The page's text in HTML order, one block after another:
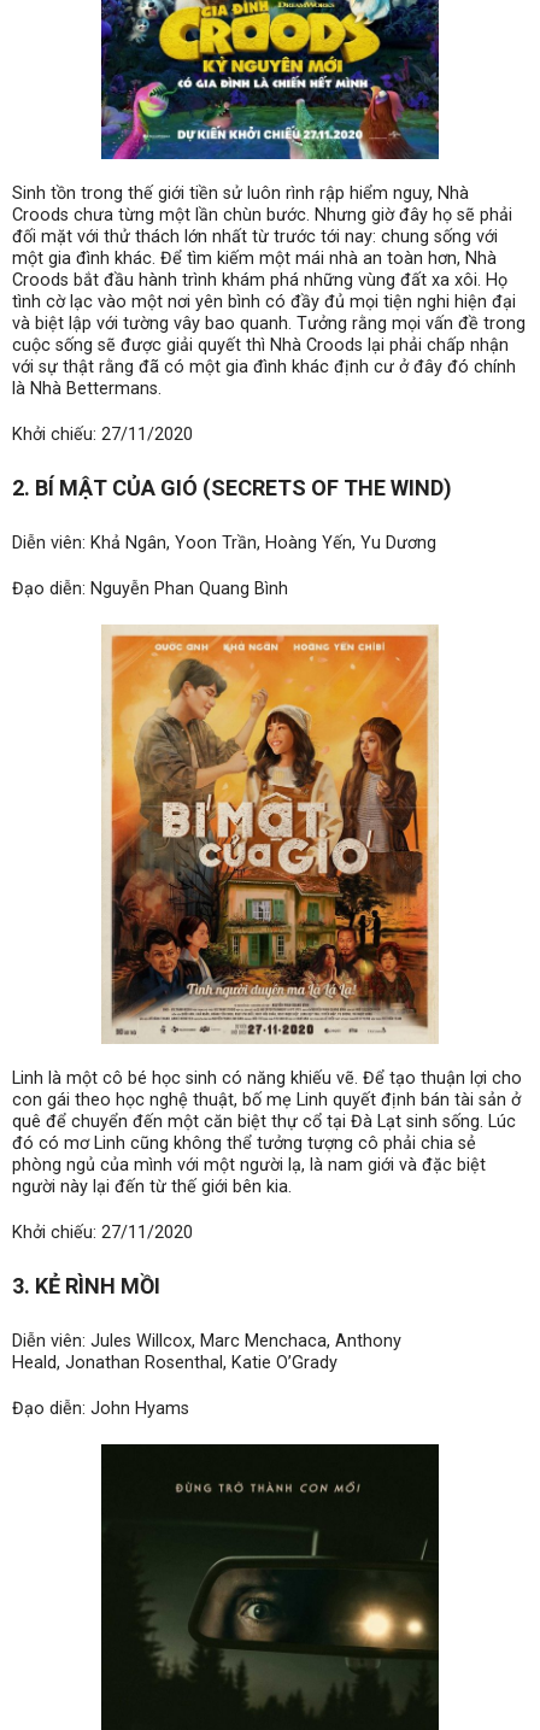
Sinh tồn trong thế giới tiền sử luôn rình rập hiểm nguy, Nhà
Croods chưa từng một lần chùn bước. Nhưng giờ đây họ sẽ phải
đối mặt với thử thách lớn nhất từ trước tới nay: chung sống với
một gia đình khác. Để tìm kiếm một mái nhà an toàn hơn, Nhà
Croods bắt đầu hành trình khám phá những vùng đất xa xôi. Họ
tình cờ lạc vào một nơi yên bình có đầy đủ mọi tiện nghi hiện đại
và biệt lập với tường vây bao quanh. Tưởng rằng mọi vấn đề trong
cuộc sống sẽ được giải quyết thì Nhà Croods lại phải chấp nhận
với sự thật rằng đã có một gia đình khác định cư ở đây đó chính
là Nhà Bettermans.
Khởi chiếu: 27/11/2020
2. BÍ MẬT CỦA GIÓ (SECRETS OF THE WIND)
Diễn viên: Khả Ngân, Yoon Trần, Hoàng Yến, Yu Dương
Đạo diễn: Nguyễn Phan Quang Bình
Linh là một cô bé học sinh có năng khiếu vẽ. Để tạo thuận lợi cho
con gái theo học nghệ thuật, bố mẹ Linh quyết định bán tài sản ở
quê để chuyển đến một căn biệt thự cổ tại Đà Lạt sinh sống. Lúc
đó có mơ Linh cũng không thể tưởng tượng cô phải chia sẻ
phòng ngủ của mình với một người lạ, là nam giới và đặc biệt
người này lại đến từ thế giới bên kia.
Khởi chiếu: 27/11/2020
3. KẺ RÌNH MỒI
Diễn viên: Jules Willcox, Marc Menchaca, Anthony
Heald, Jonathan Rosenthal, Katie O’Grady
Đạo diễn: John Hyams